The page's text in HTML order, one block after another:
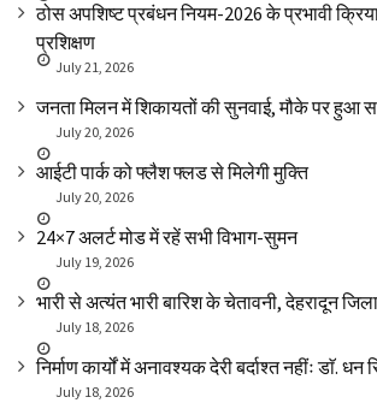
ठोस अपशिष्ट प्रबंधन नियम-2026 के प्रभावी
प्रशिक्षण
July 21, 2026
जनता मिलन में शिकायतों की सुनवाई, मौके पर हुआ
July 20, 2026
आईटी पार्क को फ्लैश फ्लड से मिलेगी मुक्ति
July 20, 2026
24×7 अलर्ट मोड में रहें सभी विभाग-सुमन
July 19, 2026
भारी से अत्यंत भारी बारिश के चेतावनी, देहरादून
July 18, 2026
निर्माण कार्यों में अनावश्यक देरी बर्दाश्त नहींः डाॅ. धन
July 18, 2026